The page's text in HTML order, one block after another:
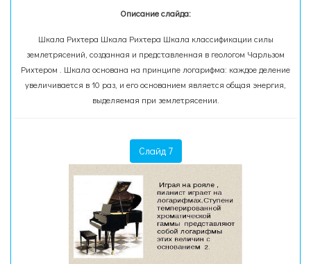
Описание слайда:
Шкала Рихтера Шкала Рихтера Шкала классификации силы
землетрясений, созданная и представленная в геологом Чарльзом
Рихтером . Шкала основана на принципе логарифма: каждое деление
увеличивается в 10 раз, и его основанием является общая энергия,
выделяемая при землетрясении.
Слайд 7